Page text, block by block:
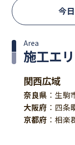
今
施工エ
Area
関西広域
奈良県 ：生
大阪府 ：四条
京都府 ：相